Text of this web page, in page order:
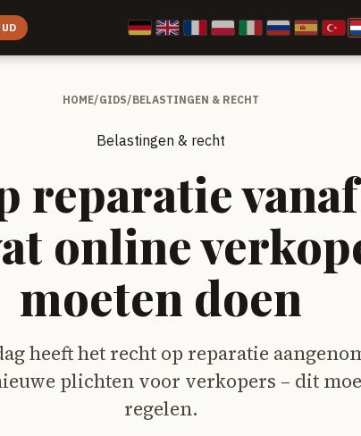
HOME/GIDS/BELASTINGEN & RECHT
Belastingen & recht
reparatie
online
moeten doen
heeft het recht op reparatie
plichten voor verkopers – dit
regelen.